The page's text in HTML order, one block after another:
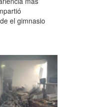
el gimnasio